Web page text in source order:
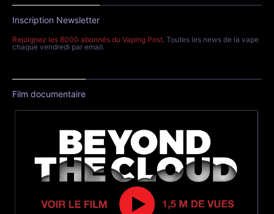
Inscription Newsletter
Rejoignez les 8000 abonnés du Vaping Post. Toutes les news de la vape
chaque vendredi par email.
Film documentaire